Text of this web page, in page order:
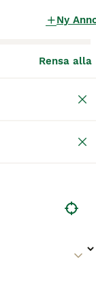
Ny
Rensa alla
liknande